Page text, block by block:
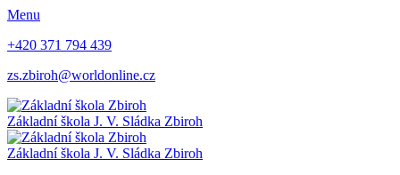
Menu
+420 371 794 439
zs.zbiroh@worldonline.cz
Základní škola J. V. Sládka Zbiroh
Základní škola J. V. Sládka Zbiroh